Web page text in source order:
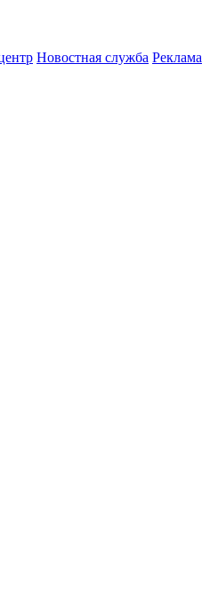
Новостная служба Реклама